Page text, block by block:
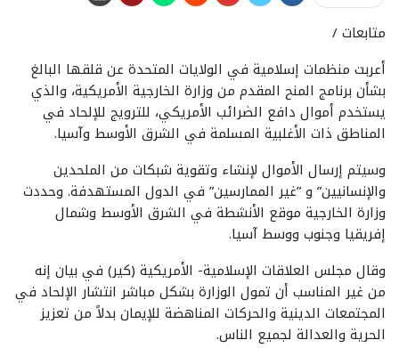
متابعات /
أعربت منظمات إسلامية في الولايات المتحدة عن قلقها البالغ
بشأن برنامج المنح المقدم من وزارة الخارجية الأمريكية، والذي
يستخدم أموال دافع الضرائب الأمريكي، للترويج للإلحاد في
المناطق ذات الأغلبية المسلمة في الشرق الأوسط وآسيا.
وسيتم إرسال الأموال لإنشاء وتقوية شبكات من الملحدين
والإنسانيين” و ”غير الممارسين” في الدول المستهدفة. وحددت
وزارة الخارجية موقع الأنشطة في الشرق الأوسط وشمال
إفريقيا وجنوب ووسط آسيا.
وقال مجلس العلاقات الإسلامية- الأمريكية (كير) في بيان إنه
من غير المناسب أن تمول الوزارة بشكل مباشر انتشار الإلحاد في
المجتمعات الدينية والحركات المناهضة للإيمان بدلاً من تعزيز
الحرية والعدالة لجميع الناس.